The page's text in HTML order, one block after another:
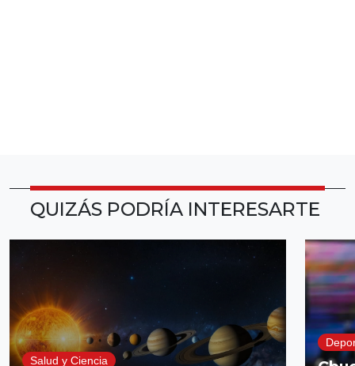
QUIZÁS PODRÍA INTERESARTE
Salud y Ciencia